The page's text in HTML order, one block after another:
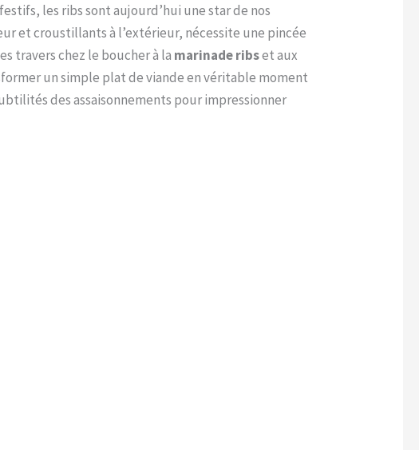
les ribs sont aujourd’hui une star de nos
et croustillants à l’extérieur, nécessite une pincée
travers chez le boucher à la marinade ribset aux
un simple plat de viande en véritable moment
des assaisonnements pour impressionner